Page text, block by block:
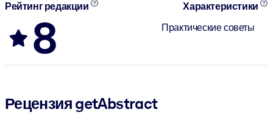
Рейтинг редакции
8
Характеристики
Практические советы
Рецензия getAbstract